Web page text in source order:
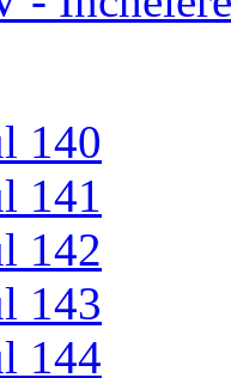
140
141
142
143
144